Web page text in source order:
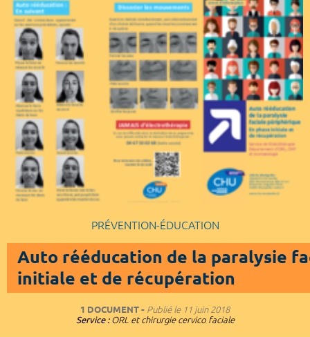
PRÉVENTION-ÉDUCATION
Auto rééducation de la paralysie
initiale et de récupération
1 DOCUMENT Publié le11 juin 2018
Service : ORL et chirurgie cervico faciale